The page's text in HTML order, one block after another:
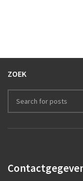
ZOEK